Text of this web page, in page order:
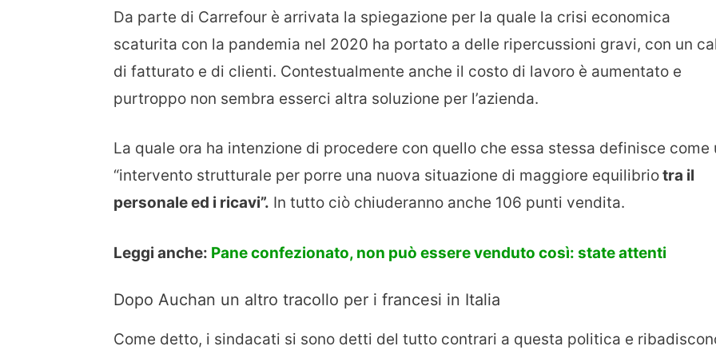
Da parte di Carrefour è arrivata la spiegazione per la quale la crisi economica
scaturita con la pandemia nel 2020 ha portato a delle ripercussioni gravi, con un
di fatturato e di clienti. Contestualmente anche il costo di lavoro è aumentato e
purtroppo non sembra esserci altra soluzione per l’azienda.
La quale ora ha intenzione di procedere con quello che essa stessa definisce come
“intervento strutturale per porre una nuova situazione di maggiore equilibriotra il
personale ed i ricavi”. In tutto ciò chiuderanno anche 106 punti vendita.
Leggi anche: Pane confezionato, non può essere venduto così: state attenti
Dopo Auchan un altro tracollo per i francesi in Italia
Come detto, i sindacati si sono detti del tutto contrari a questa politica e